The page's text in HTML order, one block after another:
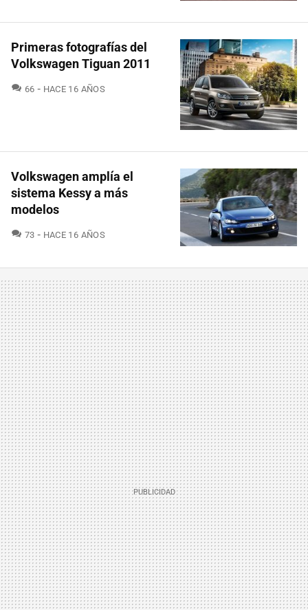
Primeras fotografías del
Volkswagen Tiguan 2011
66 COMENTARIOS
HACE 16 AÑOS
Volkswagen amplía el
sistema Kessy a más
modelos
73 COMENTARIOS
HACE 16 AÑOS